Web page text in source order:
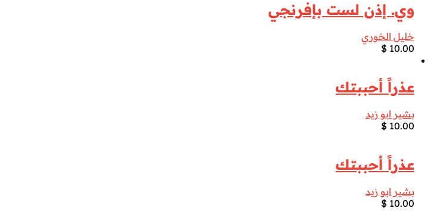
وي. إذن لست بإفرنجي
خليل الخوري
$ 10.00
عذراً أحببتك
بشير ابو زيد
$ 10.00
عذراً أحببتك
بشير ابو زيد
$ 10.00